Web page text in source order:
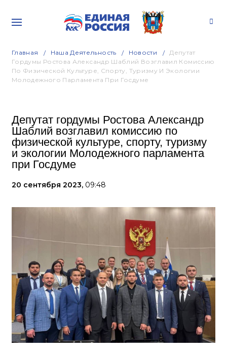
Главная Наша Деятельность Новости
Депутат
Гордумы Ростова Александр Шаблий Возглавил Комиссию
По Физической Культуре, Спорту, Туризму И Экологии
Молодежного Парламента При Госдуме
Депутат гордумы Ростова Александр
Шаблий возглавил комиссию по
физической культуре, спорту, туризму
и экологии Молодежного парламента
при Госдуме
20 сентября 2023, 09:48